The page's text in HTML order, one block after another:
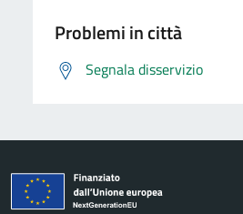
Problemi in città
Segnala disservizio